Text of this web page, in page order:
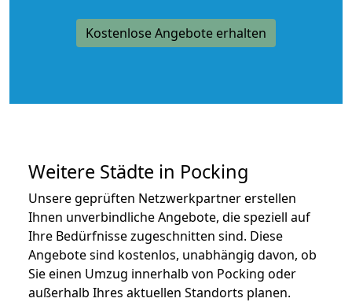
Kostenlose Angebote erhalten
Weitere Städte in Pocking
Unsere geprüften Netzwerkpartner erstellen
Ihnen unverbindliche Angebote, die speziell auf
Ihre Bedürfnisse zugeschnitten sind. Diese
Angebote sind kostenlos, unabhängig davon, ob
Sie einen Umzug innerhalb von Pocking oder
außerhalb Ihres aktuellen Standorts planen.